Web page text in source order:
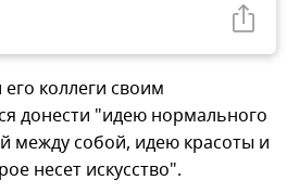
коллеги своим
донести "идею нормального
между собой, идею красоты и
несет искусство".